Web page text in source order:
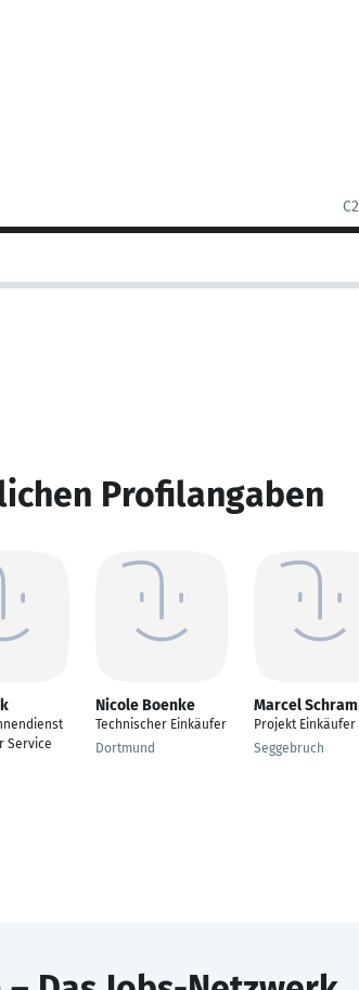
Profilangaben
Service
Nicole Boenke
Technischer Einkäufer
Dortmund
Marcel
Projekt Einkäufer
Seggebruch